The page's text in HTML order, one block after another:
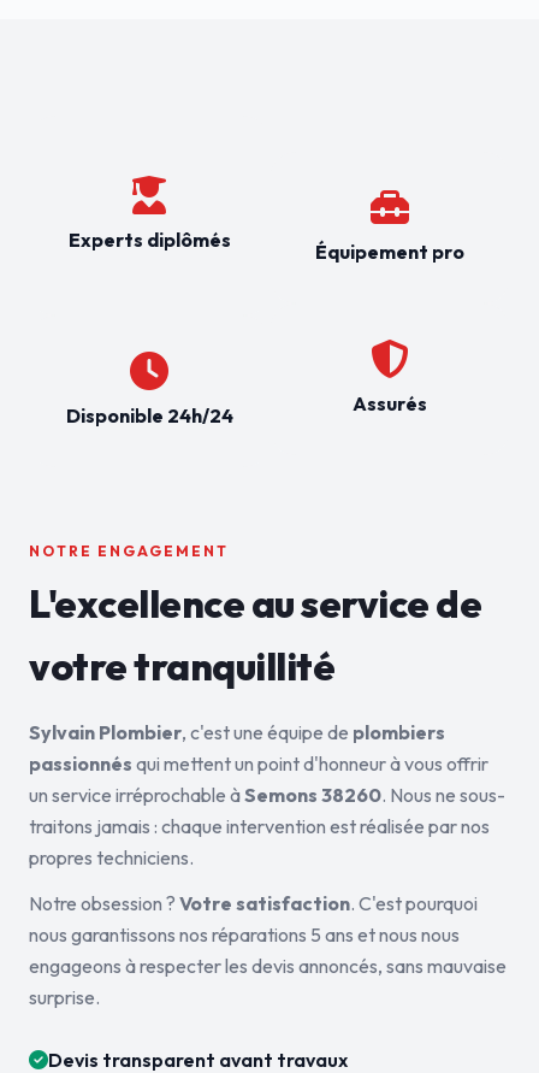
Experts diplômés
Disponible 24h/24
Équipement pro
Assurés
NOTRE ENGAGEMENT
L'excellence au service de
votre tranquillité
Sylvain Plombier, c'est une équipe de plombiers
passionnés qui mettent un point d'honneur à vous offrir
un service irréprochable àSemons 38260. Nous ne sous-
traitons jamais : chaque intervention est réalisée par nos
propres techniciens.
Notre obsession ? Votre satisfaction. C'est pourquoi
nous garantissons nos réparations 5 ans et nous nous
engageons à respecter les devis annoncés, sans mauvaise
surprise.
Devis transparent avant travaux